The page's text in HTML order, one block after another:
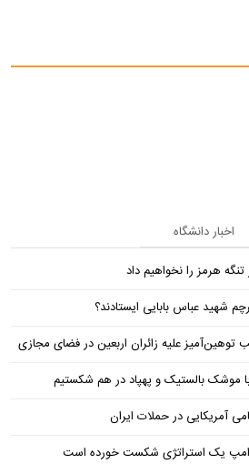
اخبار دانشگاه
هرمز را نخواهیم داد
شهید عباس بابایی ایستادند؟
توهین‌آمیز علیه زائران اربعین در فضای مجازی
موشک بالستیک و پهپاد در هم شکستیم
یک استراتژی شکست خورده است